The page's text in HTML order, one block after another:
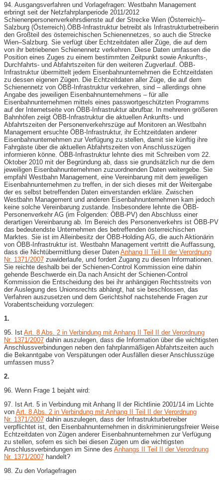
94. Ausgangsverfahren und Vorlagefragen: Westbahn Management
erbringt seit der Netzfahrplanperiode 2011/2012
Schienenpersonenverkehrsdienste auf der Strecke Wien (Österreich)–
Salzburg (Österreich).ÖBB-​Infrastruktur betreibt als Infrastrukturbetreiberin
den Großteil des österreichischen Schienennetzes, so auch die Strecke
Wien–Salzburg. Sie verfügt über Echtzeitdaten aller Züge, die auf dem
von ihr betriebenen Schienennetz verkehren. Diese Daten umfassen die
Position eines Zuges zu einem bestimmten Zeitpunkt sowie Ankunfts-​,
Durchfahrts- und Abfahrtszeiten für den weiteren Zugverlauf. ÖBB-​
Infrastruktur übermittelt jedem Eisenbahnunternehmen die Echtzeitdaten
zu dessen eigenen Zügen. Die Echtzeitdaten aller Züge, die auf dem
Schienennetz von ÖBB-​Infrastruktur verkehren, sind – allerdings ohne
Angabe des jeweiligen Eisenbahnunternehmens – für alle
Eisenbahnunternehmen mittels eines passwortgeschützten Programms
auf der Internetseite von ÖBB-​Infrastruktur abrufbar. In mehreren größeren
Bahnhöfen zeigt ÖBB-​Infrastruktur die aktuellen Ankunfts- und
Abfahrtszeiten der Personenverkehrszüge auf Monitoren an.Westbahn
Management ersuchte ÖBB-​Infrastruktur, ihr Echtzeitdaten anderer
Eisenbahnunternehmen zur Verfügung zu stellen, damit sie künftig ihre
Fahrgäste über die aktuellen Abfahrtszeiten von Anschlusszügen
informieren könne. ÖBB-​Infrastruktur lehnte dies mit Schreiben vom 22.
Oktober 2010 mit der Begründung ab, dass sie grundsätzlich nur die dem
jeweiligen Eisenbahnunternehmen zuzuordnenden Daten weitergebe. Sie
empfahl Westbahn Management, eine Vereinbarung mit dem jeweiligen
Eisenbahnunternehmen zu treffen, in der sich dieses mit der Weitergabe
der es selbst betreffenden Daten einverstanden erkläre. Zwischen
Westbahn Management und anderen Eisenbahnunternehmen kam jedoch
keine solche Vereinbarung zustande. Insbesondere lehnte die ÖBB-​
Personenverkehr AG (im Folgenden: ÖBB-​PV) den Abschluss einer
derartigen Vereinbarung ab. Im Bereich des Personenverkehrs ist ÖBB-​PV
das bedeutendste Unternehmen des betreffenden österreichischen
Marktes. Sie ist im Alleinbesitz der ÖBB-​Holding AG, die auch Aktionärin
von ÖBB-​Infrastruktur ist. Westbahn Management vertritt die Auffassung,
dass die Nichtübermittlung dieser Daten Anhang II Teil II der Verordnung
Nr. 1371/2007 zuwiderlaufe, und fordert Zugang zu diesen Informationen.
Sie reichte deshalb bei der Schienen-​Control Kommission eine dahin
gehende Beschwerde ein.Da nach Ansicht der Schienen-​Control
Kommission die Entscheidung des bei ihr anhängigen Rechtsstreits von
der Auslegung des Unionsrechts abhängt, hat sie beschlossen, das
Verfahren auszusetzen und dem Gerichtshof nachstehende Fragen zur
Vorabentscheidung vorzulegen:
1.
95. Ist Art. 8 Abs. 2 in Verbindung mit Anhang II Teil II der Verordnung
Nr. 1371/2007 dahin auszulegen, dass die Information über die wichtigsten
Anschlussverbindungen neben den fahrplanmäßigen Abfahrtszeiten auch
die Bekanntgabe von Verspätungen oder Ausfällen dieser Anschlusszüge
umfassen muss?
2.
96. Wenn Frage 1 bejaht wird:
97. Ist Art. 5 in Verbindung mit Anhang II der Richtlinie 2001/14 im Lichte
von Art. 8 Abs. 2 in Verbindung mit Anhang II Teil II der Verordnung
Nr. 1371/2007 dahin auszulegen, dass der Infrastrukturbetreiber
verpflichtet ist, den Eisenbahnunternehmen in diskriminierungsfreier Weise
Echtzeitdaten von Zügen anderer Eisenbahnunternehmen zur Verfügung
zu stellen, sofern es sich bei diesen Zügen um die wichtigsten
Anschlussverbindungen im Sinne des Anhangs II Teil II der Verordnung
Nr. 1371/2007 handelt?
98. Zu den Vorlagefragen